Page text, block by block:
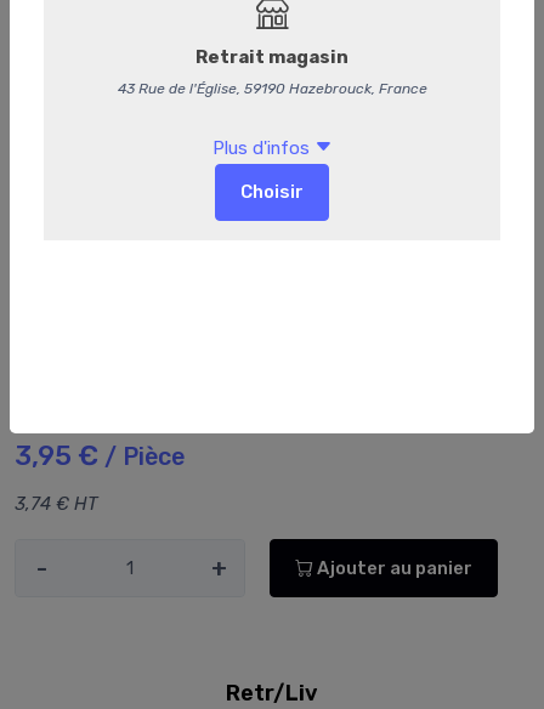
3,95 € / Pièce
3,74 € HT
- + Ajouter au panier
Retr/Liv